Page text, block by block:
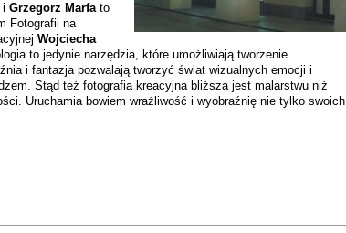
i Grzegorz Marfato
Fotografii na
Wojciecha
to jedynie narzędzia, które umożliwiają tworzenie
i fantazja pozwalają tworzyć świat wizualnych emocji i
Stąd też fotografia kreacyjna bliższa jest malarstwu niż
Uruchamia bowiem wrażliwość i wyobraźnię nie tylko swoich